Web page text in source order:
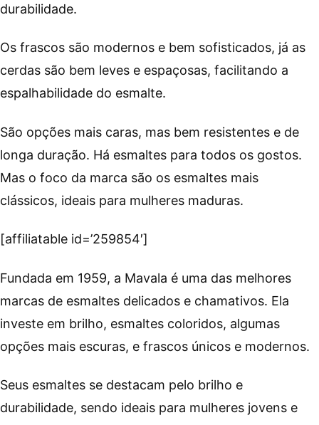
durabilidade.
Os frascos são modernos e bem sofisticados, já as
cerdas são bem leves e espaçosas, facilitando a
espalhabilidade do esmalte.
São opções mais caras, mas bem resistentes e de
longa duração. Há esmaltes para todos os gostos.
Mas o foco da marca são os esmaltes mais
clássicos, ideais para mulheres maduras.
[affiliatable id=’259854′]
Fundada em 1959, a Mavala é uma das melhores
marcas de esmaltes delicados e chamativos. Ela
investe em brilho, esmaltes coloridos, algumas
opções mais escuras, e frascos únicos e modernos.
Seus esmaltes se destacam pelo brilho e
durabilidade, sendo ideais para mulheres jovens e